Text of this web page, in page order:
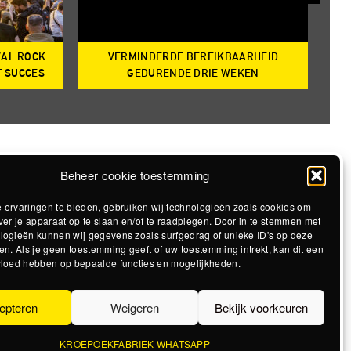
Beheer cookie toestemming
ervaringen te bieden, gebruiken wij technologieën zoals cookies om
je apparaat op te slaan en/of te raadplegen. Door in te stemmen met
kunnen wij gegevens zoals surfgedrag of unieke ID's op deze
Als je geen toestemming geeft of uw toestemming intrekt, kan dit een
hebben op bepaalde functies en mogelijkheden.
Weigeren Bekijk voorkeuren
KROEPOEKFABRIEK WHATSAPP
ROCK
SUCCES
VERMINDERDE BEREIKBAARHEID
GEDURENDE DRIE WEKEN